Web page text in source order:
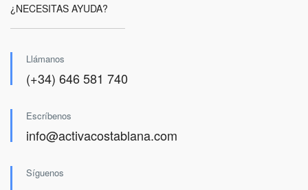
¿NECESITAS AYUDA?
Llámanos
(+34) 646 581 740
Escríbenos
info@activacostablana.com
Síguenos